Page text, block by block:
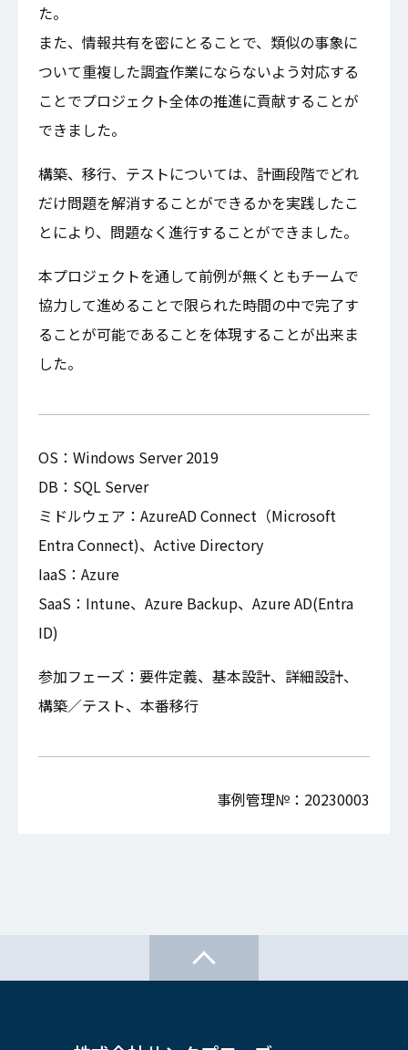
た。
また、情報共有を密にとることで、類似の事象に
ついて重複した調査作業にならないよう対応する
ことでプロジェクト全体の推進に貢献することが
できました。
構築、移行、テストについては、計画段階でどれ
だけ問題を解消することができるかを実践したこ
とにより、問題なく進行することができました。
本プロジェクトを通して前例が無くともチームで
協力して進めることで限られた時間の中で完了す
ることが可能であることを体現することが出来ま
した。
OS：Windows Server 2019
DB：SQL Server
ミドルウェア：AzureAD Connect（Microsoft
Entra Connect)、Active Directory
IaaS：Azure
SaaS：Intune、Azure Backup、Azure AD(Entra
ID)
参加フェーズ：要件定義、基本設計、詳細設計、
構築／テスト、本番移行
事例管理№：20230003